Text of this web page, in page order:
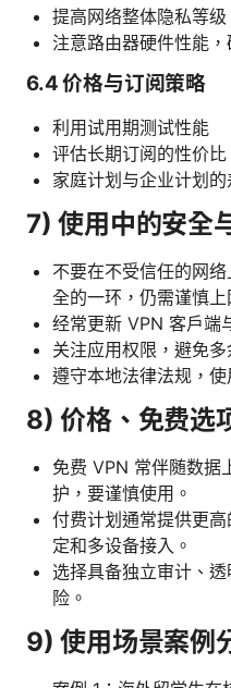
提高网络整体隐私等
注意路由器硬件性能
6.4 价格与订阅策略
利用试用期测试性能
评估长期订阅的性价
家庭计划与企业计划
7) 使用中的安全
不要在不受信任的网
全的一环，仍需谨慎上
经常更新 VPN 客户端
关注应用权限，避免多
遵守本地法律法规，
8) 价格、免费选
免费 VPN 常伴随数据
护，要谨慎使用。
付费计划通常提供更
定和多设备接入。
选择具备独立审计、
险。
9) 使用场景案例